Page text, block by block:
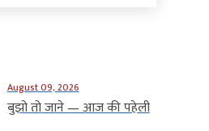
August 09, 2026
बुझो तो जाने — आज की पहेली